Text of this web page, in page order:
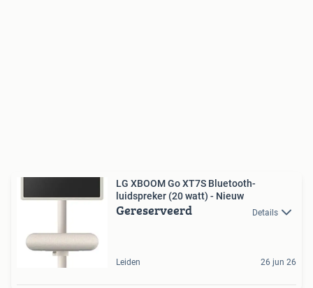
LG XBOOM Go XT7S Bluetooth-
luidspreker (20 watt) - Nieuw
Gereserveerd Details
Leiden 26 jun 26